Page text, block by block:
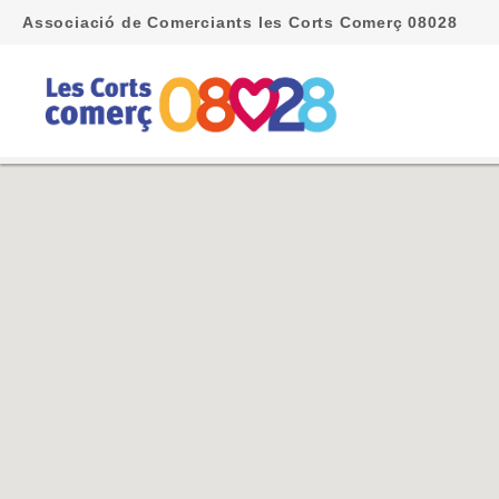
Associació de Comerciants les Corts Comerç 08028